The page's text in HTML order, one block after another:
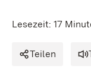
Lesezeit: 17
Teilen